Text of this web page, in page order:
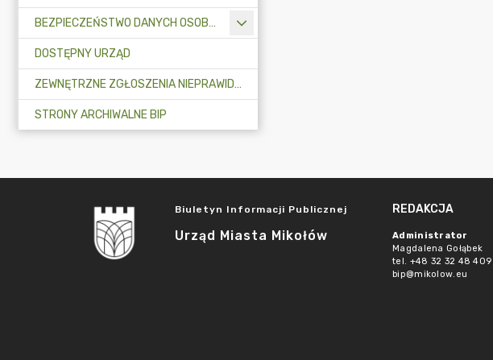
BEZPIECZEŃSTWO DANYCH OSOBOWYCH
DOSTĘPNY URZĄD
ZEWNĘTRZNE ZGŁOSZENIA NIEPRAWIDŁOWOŚCI
STRONY ARCHIWALNE BIP
Biuletyn Informacji Publicznej
Urząd Miasta Mikołów
REDAKCJA
Administrator
Magdalena Gołąbek
tel. +48 32 32 48 409
bip@mikolow.eu